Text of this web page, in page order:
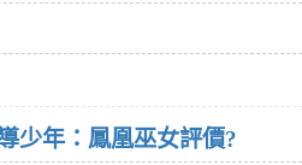
少年：鳳凰巫女評價?